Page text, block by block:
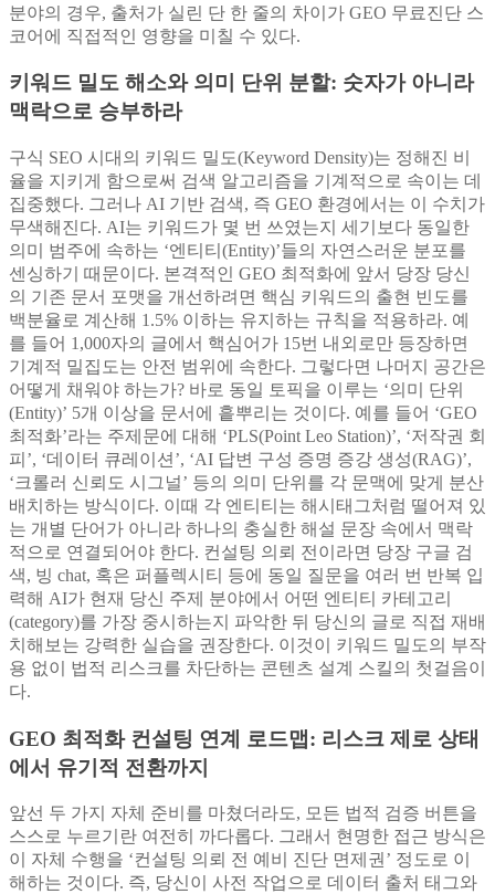
분야의 경우, 출처가 실린 단 한 줄의 차이가 GEO 무료진단 스
코어에 직접적인 영향을 미칠 수 있다.
키워드 밀도 해소와 의미 단위 분할: 숫자가 아니라
맥락으로 승부하라
구식 SEO 시대의 키워드 밀도(Keyword Density)는 정해진 비
율을 지키게 함으로써 검색 알고리즘을 기계적으로 속이는 데
집중했다. 그러나 AI 기반 검색, 즉 GEO 환경에서는 이 수치가
무색해진다. AI는 키워드가 몇 번 쓰였는지 세기보다 동일한
의미 범주에 속하는 ‘엔티티(Entity)’들의 자연스러운 분포를
센싱하기 때문이다. 본격적인 GEO 최적화에 앞서 당장 당신
의 기존 문서 포맷을 개선하려면 핵심 키워드의 출현 빈도를
백분율로 계산해 1.5% 이하는 유지하는 규칙을 적용하라. 예
를 들어 1,000자의 글에서 핵심어가 15번 내외로만 등장하면
기계적 밀집도는 안전 범위에 속한다. 그렇다면 나머지 공간은
어떻게 채워야 하는가? 바로 동일 토픽을 이루는 ‘의미 단위
(Entity)’ 5개 이상을 문서에 흩뿌리는 것이다. 예를 들어 ‘GEO
최적화’라는 주제문에 대해 ‘PLS(Point Leo Station)’, ‘저작권 회
피’, ‘데이터 큐레이션’, ‘AI 답변 구성 증명 증강 생성(RAG)’,
‘크롤러 신뢰도 시그널’ 등의 의미 단위를 각 문맥에 맞게 분산
배치하는 방식이다. 이때 각 엔티티는 해시태그처럼 떨어져 있
는 개별 단어가 아니라 하나의 충실한 해설 문장 속에서 맥락
적으로 연결되어야 한다. 컨설팅 의뢰 전이라면 당장 구글 검
색, 빙 chat, 혹은 퍼플렉시티 등에 동일 질문을 여러 번 반복 입
력해 AI가 현재 당신 주제 분야에서 어떤 엔티티 카테고리
(category)를 가장 중시하는지 파악한 뒤 당신의 글로 직접 재배
치해보는 강력한 실습을 권장한다. 이것이 키워드 밀도의 부작
용 없이 법적 리스크를 차단하는 콘텐츠 설계 스킬의 첫걸음이
다.
GEO 최적화 컨설팅 연계 로드맵: 리스크 제로 상태
에서 유기적 전환까지
앞선 두 가지 자체 준비를 마쳤더라도, 모든 법적 검증 버튼을
스스로 누르기란 여전히 까다롭다. 그래서 현명한 접근 방식은
이 자체 수행을 ‘컨설팅 의뢰 전 예비 진단 면제권’ 정도로 이
해하는 것이다. 즉, 당신이 사전 작업으로 데이터 출처 태그와